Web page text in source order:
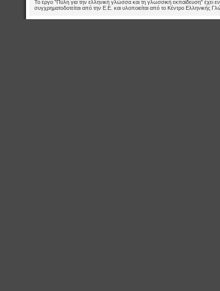
Το έργο "Πύλη για την ελληνική γλώσσα και τη γλωσσική εκπαίδευση" έχει
συγχρηματοδοτείται από την Ε.E. και υλοποιείται από το Κέντρο Ελληνικής